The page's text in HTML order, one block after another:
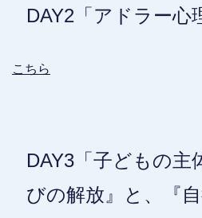
DAY2「アドラー心
こちら
DAY3「子どもの主
びの解放』と、『自